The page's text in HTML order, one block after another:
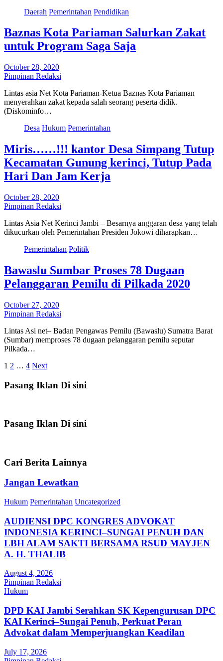
Daerah Pemerintahan Pendidikan
Baznas Kota Pariaman Salurkan Zakat
untuk Program Saga Saja
October 28, 2020
Pimpinan Redaksi
Lintas asia Net Kota Pariaman-Ketua Baznas Kota Pariaman
menyerahkan zakat kepada salah seorang peserta didik.
(Diskominfo…
Desa Hukum Pemerintahan
Miris……!!! kantor Desa Simpang Tutup
Kecamatan Gunung kerinci, Tutup Pada
Hari Dan Jam Kerja
October 28, 2020
Pimpinan Redaksi
Lintas Asia Net Kerinci Jambi – Besarnya anggaran desa yang telah
dikucurkan oleh Pemerintahan Presiden Jokowi diharapkan…
Pemerintahan Politik
Bawaslu Sumbar Proses 78 Dugaan
Pelanggaran Pemilu di Pilkada 2020
October 27, 2020
Pimpinan Redaksi
Lintas Asi net– Badan Pengawas Pemilu (Bawaslu) Sumatra Barat
(Sumbar) memproses 78 dugaan pelanggaran pemilu seputar
Pilkada…
Posts
pagination
1 2 … 4 Next
Pasang Iklan Di sini
Pasang Iklan Di sini
Cari Berita Lainnya
Jangan Lewatkan
Hukum Pemerintahan Uncategorized
AUDIENSI DPC KONGRES ADVOKAT
INDONESIA KERINCI–SUNGAI PENUH DAN
LBH ALAM SAKTI BERSAMA RSUD MAYJEN
A. H. THALIB
August 4, 2026
Pimpinan Redaksi
Hukum
DPD KAI Jambi Serahkan SK Kepengurusan DPC
KAI Kerinci–Sungai Penuh, Perkuat Peran
Advokat dalam Memperjuangkan Keadilan
July 17, 2026